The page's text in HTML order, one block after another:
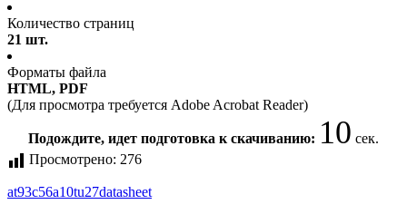
Количество страниц
21 шт.
Форматы файла
HTML, PDF
(Для просмотра требуется Adobe Acrobat Reader)
Подождите, идет подготовка к скачиванию: 10 сек.
Просмотрено: 276
at93c56a10tu27datasheet